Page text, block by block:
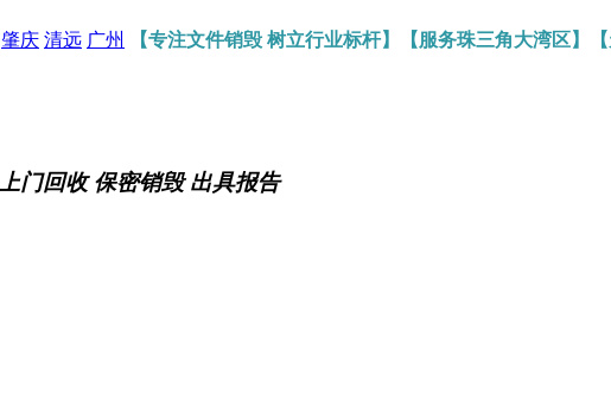
肇庆 清远 广州 【专注文件销毁 树立行业标杆】【服务珠三角大湾区】
上门回收 保密销毁 出具报告